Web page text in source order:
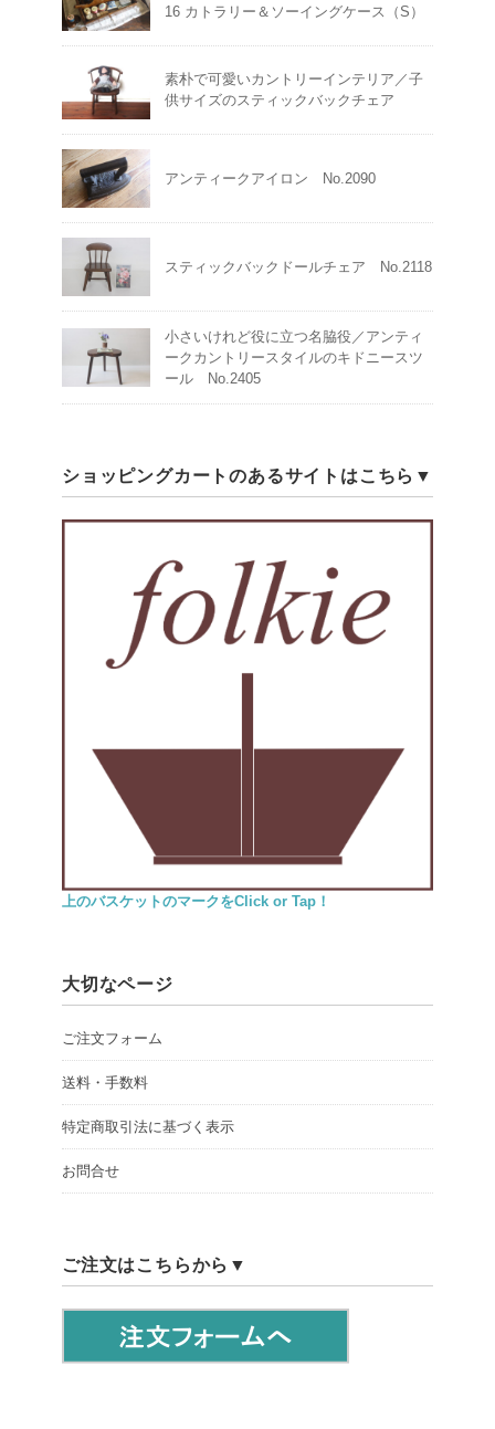
16 カトラリー＆ソーイングケース（S）
素朴で可愛いカントリーインテリア／子
供サイズのスティックバックチェア
アンティークアイロン No.2090
スティックバックドールチェア No.2118
小さいけれど役に立つ名脇役／アンティ
ークカントリースタイルのキドニースツ
ール No.2405
ショッピングカートのあるサイトはこちら▼
上のバスケットのマークをClick or Tap！
大切なページ
ご注文フォーム
送料・手数料
特定商取引法に基づく表示
お問合せ
ご注文はこちらから▼